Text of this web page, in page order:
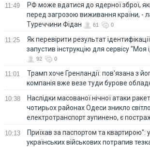
11:49
РФ може вдатися до ядерної зброї,
перед загрозою виживання країни, -
Туреччини Фідан
61 0
11:25
Як перевірити результат
запустив інструкцію для сервісу "Моя
92 0
11:01
Трамп хоче Гренландії: пов'язана з
компанія вже везе туди бурове
10:38
Наслідки масованої нічної атаки
чотирьох районах Одеси зникло
електротранспорт зупинено, є
10:13
Приїхав за паспортом та квартирою":
українських військових потрапив